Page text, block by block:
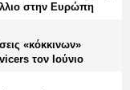
στην Ευρώπη
«κόκκινων»
τον Ιούνιο